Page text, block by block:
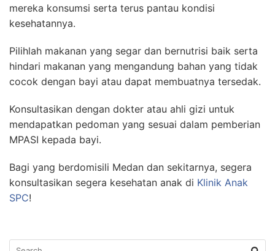
mereka konsumsi serta terus pantau kondisi
kesehatannya.
Pilihlah makanan yang segar dan bernutrisi baik serta
hindari makanan yang mengandung bahan yang tidak
cocok dengan bayi atau dapat membuatnya tersedak.
Konsultasikan dengan dokter atau ahli gizi untuk
mendapatkan pedoman yang sesuai dalam pemberian
MPASI kepada bayi.
Bagi yang berdomisili Medan dan sekitarnya, segera
konsultasikan segera kesehatan anak di Klinik Anak
SPC!
Search